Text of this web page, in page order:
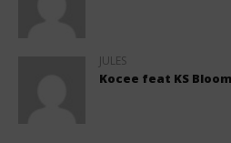
JULES
Kocee feat KS